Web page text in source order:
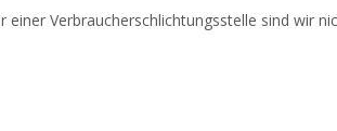
Verbraucherschlichtungsstelle sind wir